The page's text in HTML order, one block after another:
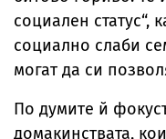
социален статус“,
социално слаби
могат да си
По думите й
домакинствата,